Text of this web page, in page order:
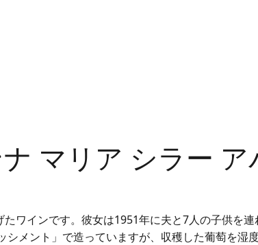
マリア シラー ア
ワインです。彼女は1951年に夫と7人の子供を
メント」で造っていますが、収穫した葡萄を湿